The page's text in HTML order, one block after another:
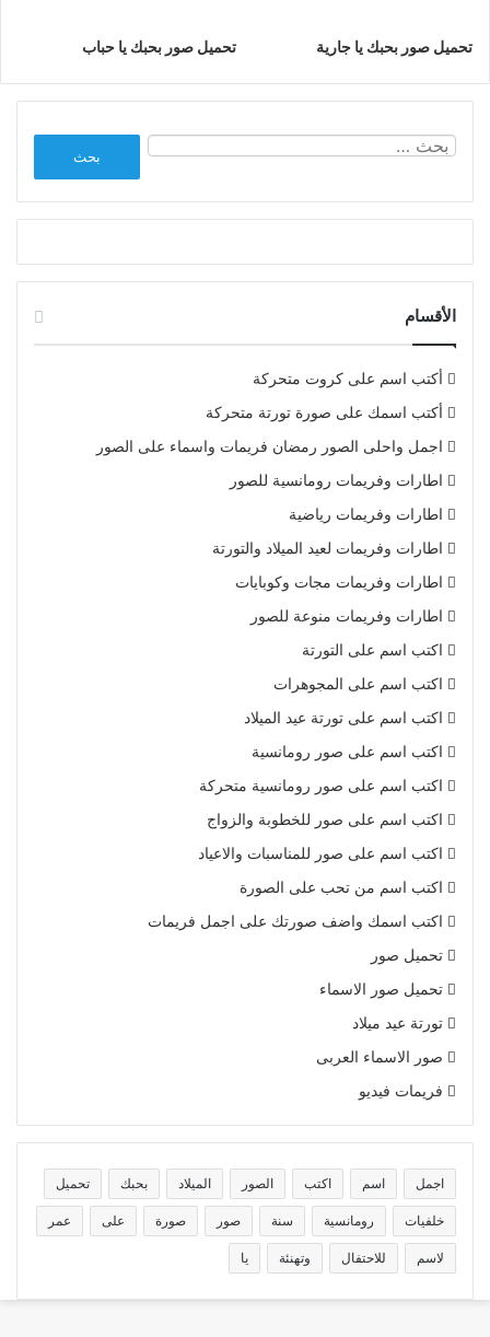
تحميل صور بحبك يا جارية تحميل صور بحبك يا حباب
الأقسام
أكتب اسم على كروت متحركة
أكتب اسمك على صورة تورتة متحركة
اجمل واحلى الصور رمضان فريمات واسماء على الصور
اطارات وفريمات رومانسية للصور
اطارات وفريمات رياضية
اطارات وفريمات لعيد الميلاد والتورتة
اطارات وفريمات مجات وكوبايات
اطارات وفريمات منوعة للصور
اكتب اسم على التورتة
اكتب اسم على المجوهرات
اكتب اسم على تورتة عيد الميلاد
اكتب اسم على صور رومانسية
اكتب اسم على صور رومانسية متحركة
اكتب اسم على صور للخطوبة والزواج
اكتب اسم على صور للمناسبات والاعياد
اكتب اسم من تحب على الصورة
اكتب اسمك واضف صورتك على اجمل فريمات
تحميل صور
تحميل صور الاسماء
تورتة عيد ميلاد
صور الاسماء العربى
فريمات فيديو
اجمل اسم اكتب الصور الميلاد بحبك تحميل
خلفيات رومانسية سنة صور صورة على عمر
لاسم للاحتفال وتهنئة يا